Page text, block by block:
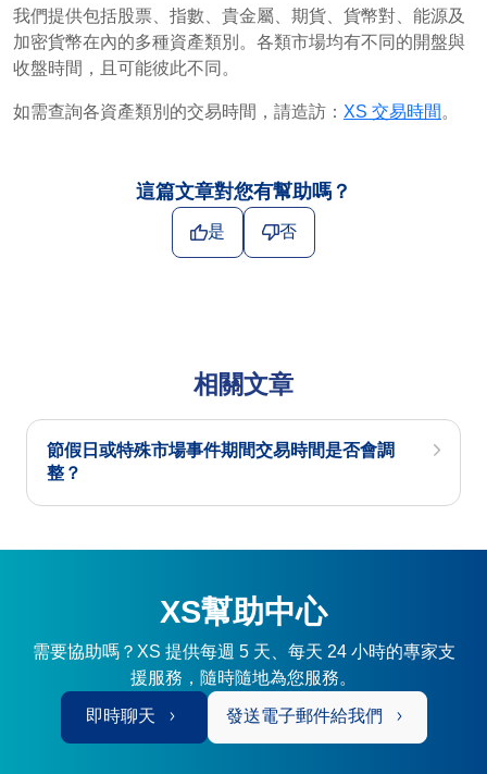
我們提供包括股票、指數、貴金屬、期貨、貨幣對、能源及
加密貨幣在內的多種資產類別。各類市場均有不同的開盤與
收盤時間，且可能彼此不同。
如需查詢各資產類別的交易時間，請造訪： XS 交易時間 。
這篇文章對您有幫助嗎？
是 否
相關文章
節假日或特殊市場事件期間交易時間是否會調
整？
XS幫助中心
需要協助嗎？XS 提供每週 5 天、每天 24 小時的專家支
援服務，隨時隨地為您服務。
即時聊天 發送電子郵件給我們